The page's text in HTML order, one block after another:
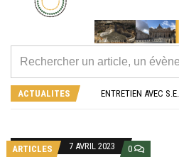
ACTUALITES
ARTICLES 7 AVRIL 2023 0